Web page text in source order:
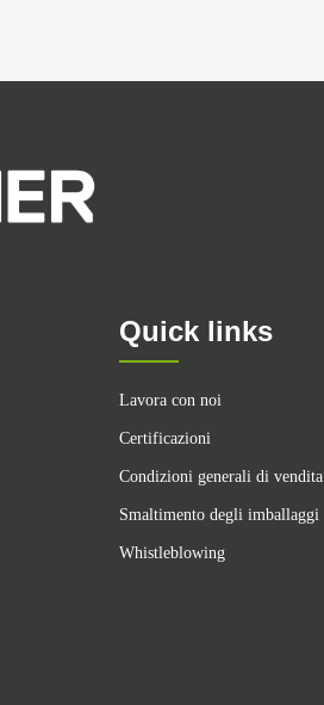
Quick links
Lavora con noi
Certificazioni
Condizioni generali di vendita
Smaltimento degli imballaggi
Whistleblowing